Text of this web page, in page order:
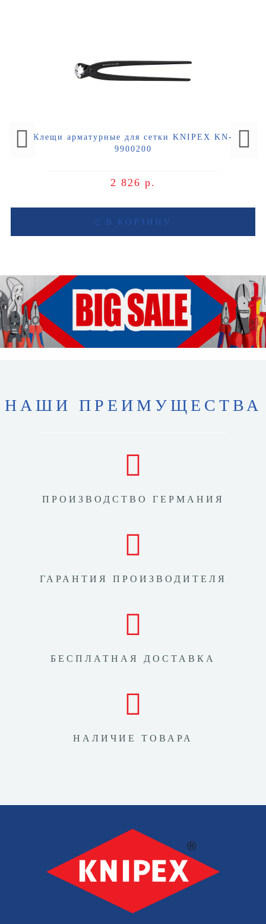
Клещи арматурные для сетки KNIPEX KN-
9900200
2 826 р.
В КОРЗИНУ
НАШИ ПРЕИМУЩЕСТВА
ПРОИЗВОДСТВО ГЕРМАНИЯ
ГАРАНТИЯ ПРОИЗВОДИТЕЛЯ
БЕСПЛАТНАЯ ДОСТАВКА
НАЛИЧИЕ ТОВАРА